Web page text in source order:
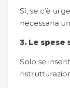
Sì, se c’è
necessaria
3. Le spese
Solo se